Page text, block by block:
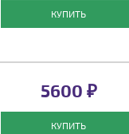
КУПИТЬ
5600 ₽
КУПИТЬ